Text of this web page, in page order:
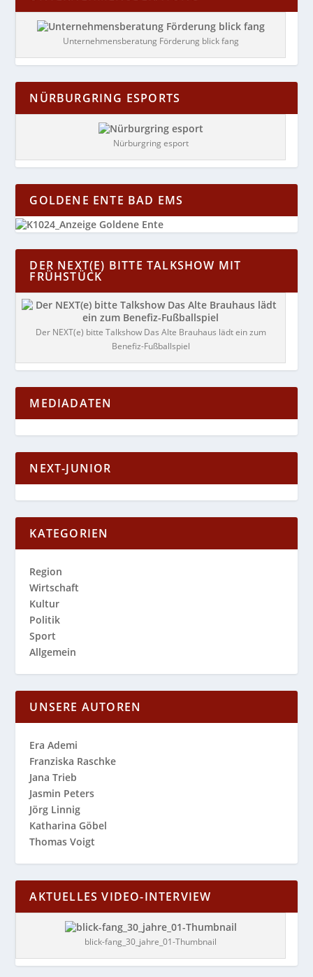
Unternehmensberatung Förderung blick fang
NÜRBURGRING ESPORTS
Nürburgring esport
GOLDENE ENTE BAD EMS
DER NEXT(E) BITTE TALKSHOW MIT
FRÜHSTÜCK
Der NEXT(e) bitte Talkshow Das Alte Brauhaus lädt ein zum
Benefiz-Fußballspiel
MEDIADATEN
NEXT-JUNIOR
KATEGORIEN
Region
Wirtschaft
Kultur
Politik
Sport
Allgemein
UNSERE AUTOREN
Era Ademi
Franziska Raschke
Jana Trieb
Jasmin Peters
Jörg Linnig
Katharina Göbel
Thomas Voigt
AKTUELLES VIDEO-INTERVIEW
blick-fang_30_jahre_01-Thumbnail